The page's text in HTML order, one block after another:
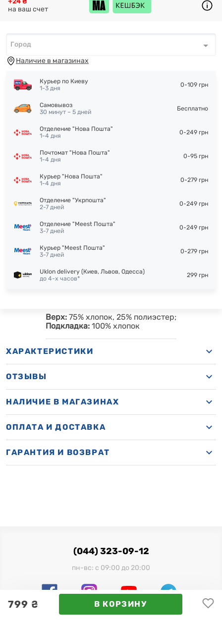
799 ₴ В КОРЗИНУ
на ваш счет
Город*
Город
Наличие в магазинах
Курьер по Киеву
1-3 дня
0-109 грн
Самовывоз
30 минут – 5 дней
Бесплатно
Отделение "Нова Пошта"
1-4 дня
0-249 грн
Почтомат "Нова Пошта"
1-4 дня
0-95 грн
Курьер "Нова Пошта"
1-4 дня
0-279 грн
Отделение "Укрпошта"
2-7 дней
0-249 грн
Отделение "Meest Пошта"
3-7 дней
0-249 грн
Курьер "Meest Пошта"
3-7 дней
0-279 грн
Uklon delivery (Киев, Львов, Одесса)
до 4-х часов*
299 грн
Верх: 75% хлопок, 25% полиэстер;
Подкладка: 100% хлопок
ХАРАКТЕРИСТИКИ
ОТЗЫВЫ
НАЛИЧИЕ В МАГАЗИНАХ
ОПЛАТА И ДОСТАВКА
ГАРАНТИЯ И ВОЗВРАТ
(044) 323-09-12
пн-вс: с 09:00 до 20:00